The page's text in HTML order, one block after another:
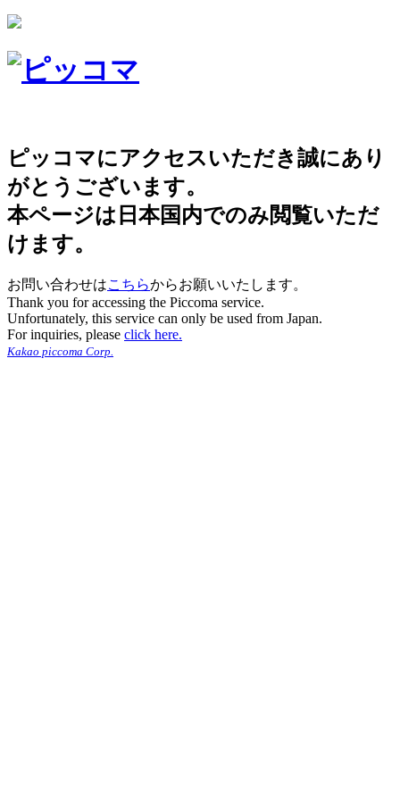
ピッコマにアクセスいただき誠にあり
がとうございます。
本ページは日本国内でのみ閲覧いただ
けます。
お問い合わせはこちらからお願いいたします。
Thank you for accessing the Piccoma service.
Unfortunately, this service can only be used from Japan.
For inquiries, please click here.
Kakao piccoma Corp.